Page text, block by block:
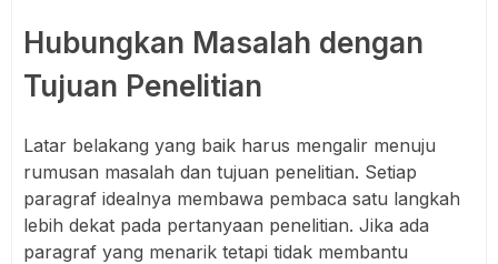
Hubungkan Masalah dengan
Tujuan Penelitian
Latar belakang yang baik harus mengalir menuju
rumusan masalah dan tujuan penelitian. Setiap
paragraf idealnya membawa pembaca satu langkah
lebih dekat pada pertanyaan penelitian. Jika ada
paragraf yang menarik tetapi tidak membantu